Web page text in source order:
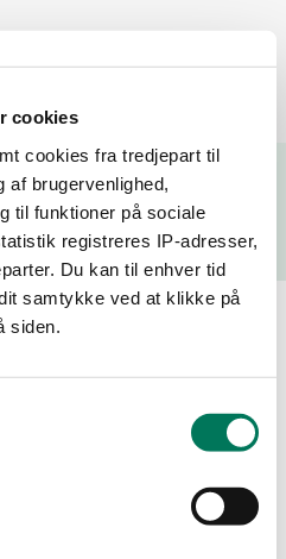
cookies
cookies fra tredjepart til
brugervenlighed,
til funktioner på sociale
registreres IP-adresser,
Du kan til enhver tid
samtykke ved at klikke på
siden.
og virksomhedernes seneste
Søg
firmanavn
"homekit"